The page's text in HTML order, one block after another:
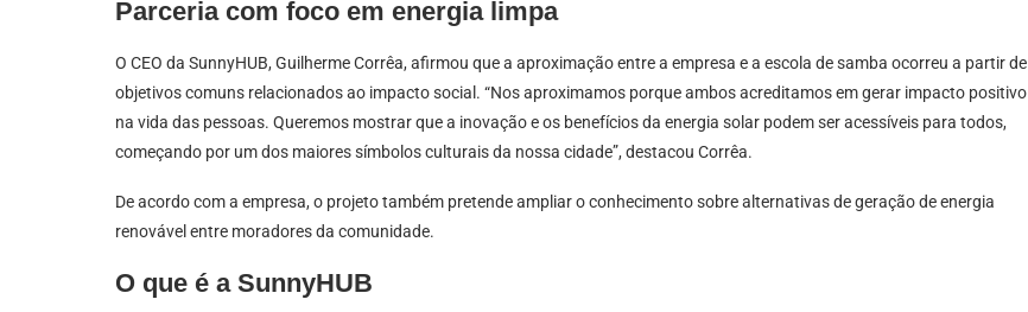
Parceria com foco em energia limpa
O CEO da SunnyHUB, Guilherme Corrêa, afirmou que a aproximação entre a empresa e a escola de samba ocorreu a partir de
objetivos comuns relacionados ao impacto social. “Nos aproximamos porque ambos acreditamos em gerar impacto positivo
na vida das pessoas. Queremos mostrar que a inovação e os benefícios da energia solar podem ser acessíveis para todos,
começando por um dos maiores símbolos culturais da nossa cidade”, destacou Corrêa.
De acordo com a empresa, o projeto também pretende ampliar o conhecimento sobre alternativas de geração de energia
renovável entre moradores da comunidade.
O que é a SunnyHUB